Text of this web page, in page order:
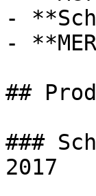
-
-
##
###
2017